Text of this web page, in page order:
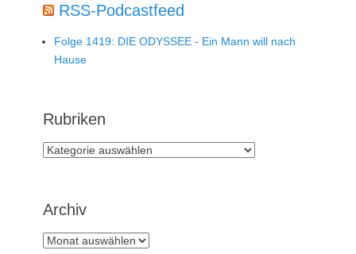
RSS-Podcastfeed
Folge 1419: DIE ODYSSEE - Ein Mann will nach
Hause
Rubriken
Rubriken
Archiv
Archiv